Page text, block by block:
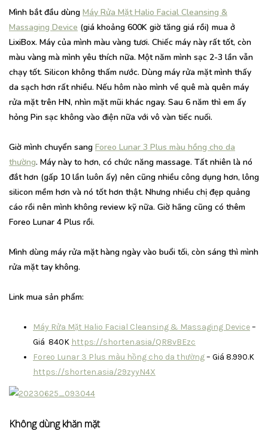
Mình bắt đầu dùng Máy Rửa Mặt Halio Facial Cleansing &
Massaging Device (giá khoảng 600K giờ tăng giá rồi) mua ở
LixiBox. Máy của mình màu vàng tươi. Chiếc máy này rất tốt, còn
màu vàng mà mình yêu thích nữa. Một năm mình sạc 2-3 lần vẫn
chạy tốt. Silicon không thấm nước. Dùng máy rửa mặt mình thấy
da sạch hơn rất nhiều. Nếu hôm nào mình về quê mà quên máy
rửa mặt trên HN, nhìn mặt mũi khác ngay. Sau 6 năm thì em ấy
hỏng Pin sạc không vào điện nữa với vô vàn tiếc nuối.
Giờ mình chuyển sang Foreo Lunar 3 Plus màu hồng cho da
thường. Máy này to hơn, có chức năng massage. Tất nhiên là nó
đắt hơn (gấp 10 lần luôn ấy) nên cũng nhiều công dụng hơn, lông
silicon mềm hơn và nó tốt hơn thật. Nhưng nhiều chị đẹp quảng
cáo rồi nên mình không review kỹ nữa. Giờ hãng cũng có thêm
Foreo Lunar 4 Plus rồi.
Mình dùng máy rửa mặt hàng ngày vào buổi tối, còn sáng thì mình
rửa mặt tay không.
Link mua sản phẩm:
Máy Rửa Mặt Halio Facial Cleansing & Massaging Device–
Giá 840K https://shorten.asia/QR8vBEzc
Foreo Lunar 3 Plus màu hồng cho da thường– Giá 8.990.K
https://shorten.asia/29zyyN4X
Không dùng khăn mặt